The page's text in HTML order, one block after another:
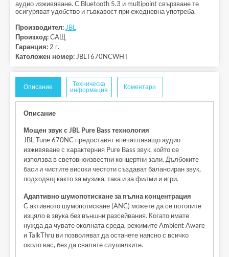
аудио изживяване. С Bluetooth 5.3 и multipoint свързване те
осигуряват удобство и гъвкавост при ежедневна употреба.
Производител:JBL
Произход:САЩ
Гаранция:2 г.
Католожен номер:JBLT670NCWHT
Описание
Техническа
информация
Коментари
Описание
Мощен звук с JBL Pure Bass технология
JBL Tune 670NC предоставят впечатляващо аудио
изживяване с характерния Pure Bass звук, който се
използва в световноизвестни концертни зали. Дълбоките
баси и чистите високи честоти създават балансиран звук,
подходящ както за музика, така и за филми и игри.
Адаптивно шумопотискане за пълна концентрация
С активното шумопотискане (ANC) можете да се потопите
изцяло в звука без външни разсейвания. Когато имате
нужда да чувате околната среда, режимите Ambient Aware
и TalkThru ви позволяват да останете наясно с всичко
около вас, без да сваляте слушалките.